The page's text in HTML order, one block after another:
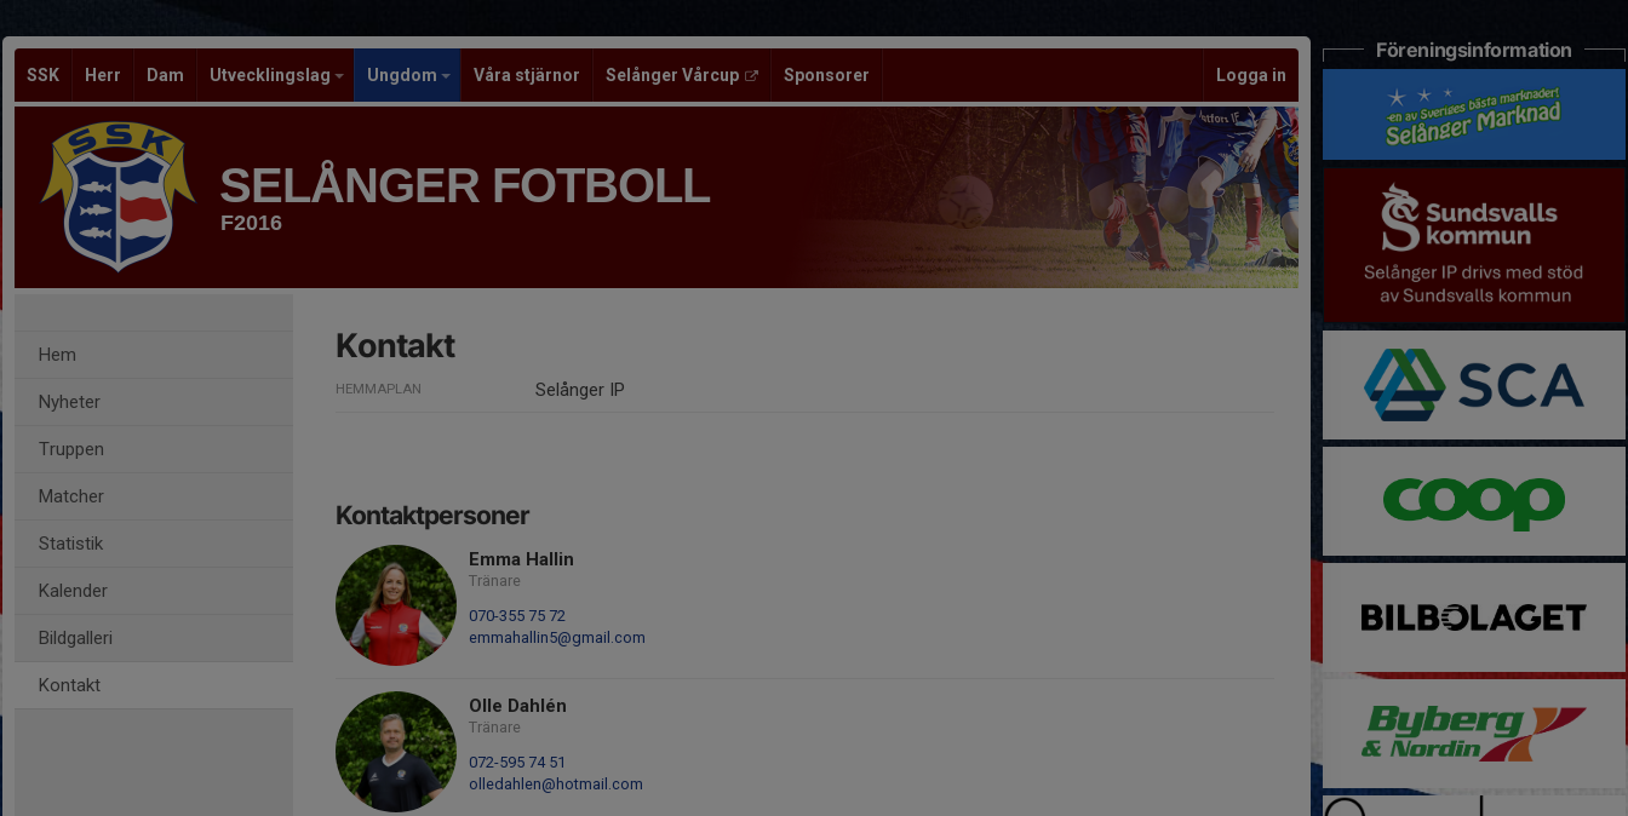
SSK Herr Dam Utvecklingslag Ungdom Våra stjärnor Selånger Vårcup Sponsorer Logga in
SELÅNGER FOTBOLL
F2016
Hem
Nyheter
Truppen
Matcher
Statistik
Kalender
Bildgalleri
Kontakt
Kontakt
HEMMAPLAN Selånger IP
Kontaktpersoner
Emma Hallin
Tränare
070-355 75 72
emmahallin5@gmail.com
Olle Dahlén
Tränare
072-595 74 51
olledahlen@hotmail.com
Föreningsinformation